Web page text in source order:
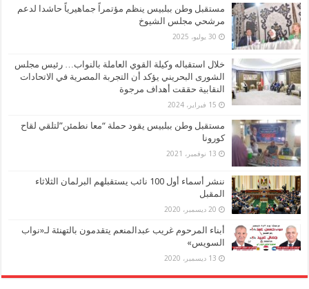
مستقبل وطن ببلبيس ينظم مؤتمراً جماهيرياً حاشدا لدعم
مرشحي مجلس الشيوخ
30 يوليو، 2025
خلال استقباله وكيلة القوي العاملة بالنواب… رئيس مجلس
الشورى البحريني يؤكد أن التجربة المصرية في الاتحادات
النقابية حققت أهداف مرجوة
15 فبراير، 2024
مستقبل وطن ببلبيس يقود حملة “معا نطمئن”لتلقي لقاح
كورونا
13 نوفمبر، 2021
ننشر أسماء أول 100 نائب يستقبلهم البرلمان الثلاثاء
المقبل
20 ديسمبر، 2020
أبناء المرحوم غريب عبدالمنعم يتقدمون بالتهنئة لـ«نواب
السويس»
13 ديسمبر، 2020